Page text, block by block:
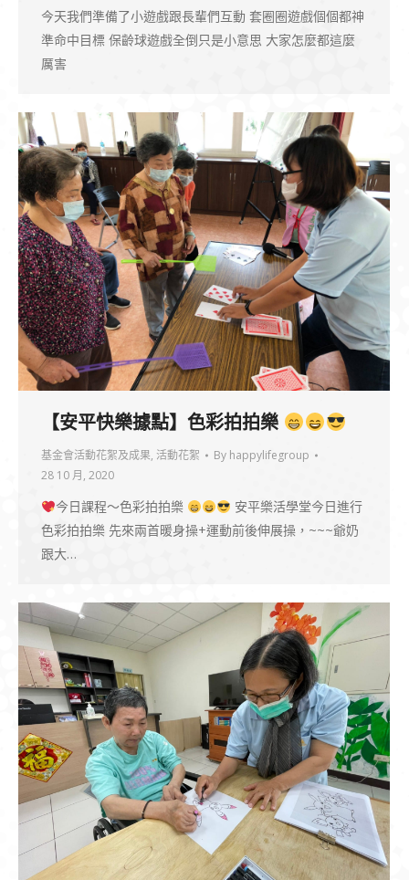
今天我們準備了小遊戲跟長輩們互動 套圈圈遊戲個個都神
準命中目標 保齡球遊戲全倒只是小意思 大家怎麼都這麼
厲害
【安平快樂據點】色彩拍拍樂
基金會活動花絮及成果, 活動花絮 By happylifegroup
28 10 月, 2020
今日課程～色彩拍拍樂
安平樂活學堂今日進行
色彩拍拍樂 先來兩首暖身操+運動前後伸展操，~~~爺奶
跟大…